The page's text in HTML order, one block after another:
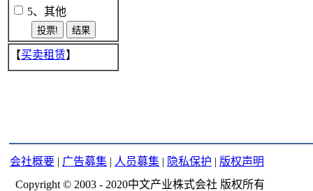
5、其他
【买卖租赁】
会社概要 | 广告募集 | 人员募集 | 隐私保护 | 版权声明
Copyright © 2003 - 2020中文产业株式会社 版权所有